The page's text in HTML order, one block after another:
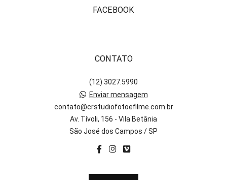
FACEBOOK
CONTATO
(12) 3027.5990
Enviar mensagem
contato@crstudiofotoefilme.com.br
Av. Tívoli, 156 - Vila Betânia
São José dos Campos / SP